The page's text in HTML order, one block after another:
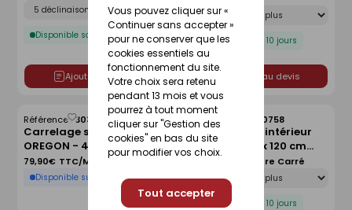
Vous pouvez cliquer sur «
Continuer sans accepter »
pour ne conserver que les
cookies essentiels au
fonctionnement du site.
Votre choix sera retenu
pendant 13 mois et vous
pourrez à tout moment
cliquer sur "Gestion des
cookies" en bas du site
pour modifier vos choix.
Tout accepter
Disponible sous 10 jours
Ajouter au devis
Déclinaison
Disponible sous 10 jours
Ajouter au devis
Carrelage sol intérieur
OREGON - 44 x 8,5 cm -
nogal
Référence :30397774
Disponible sur commande
79,90€ TTC/Mètre Carré
Enregistrer
comme
liste
Carrelage sol intérieur
AUSTRAL - 60 x 120 cm
ép.10 mm - pearl
Référence : 30300758
Disponible sous 10 jours
TTC/Mètre Carré
Enregistrer
comme